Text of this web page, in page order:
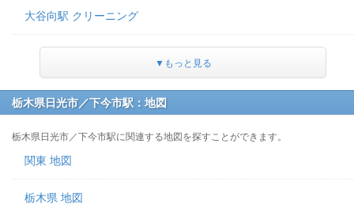
大谷向駅 クリーニング
▼もっと見る
栃木県日光市／下今市駅：地図
栃木県日光市／下今市駅に関連する地図を探すことができます。
関東 地図
栃木県 地図